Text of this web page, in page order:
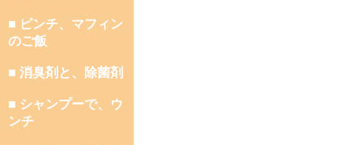
■ ピンチ、マフィン
のご飯
■ 消臭剤と、除菌剤
■ シャンプーで、ウ
ンチ